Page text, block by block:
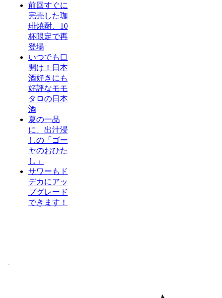
前回すぐに
完売した珈
琲焼酎、10
杯限定で再
登場
いつでも口
開け！日本
酒好きにも
好評なモモ
タロの日本
酒
夏の一品
に、出汁浸
しの「ゴー
ヤのおひた
し」
サワーもド
デカにアッ
プグレード
できます！